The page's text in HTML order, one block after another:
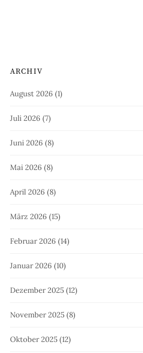
ARCHIV
August 2026 (1)
Juli 2026 (7)
Juni 2026 (8)
Mai 2026 (8)
April 2026 (8)
März 2026 (15)
Februar 2026 (14)
Januar 2026 (10)
Dezember 2025 (12)
November 2025 (8)
Oktober 2025 (12)